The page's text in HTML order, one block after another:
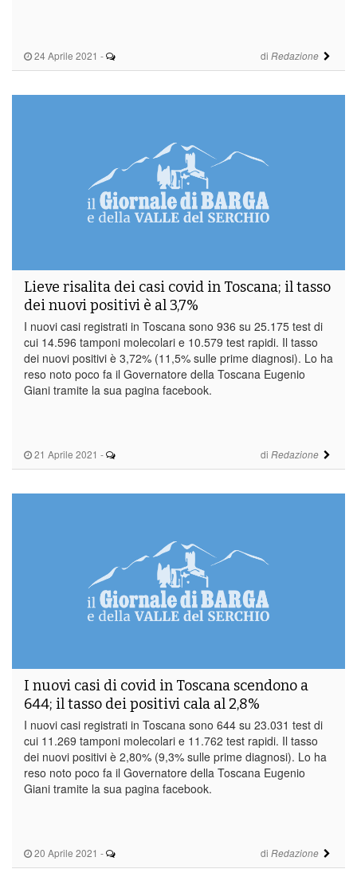
24 Aprile 2021 - di Redazione
21 Aprile 2021 - di Redazione
Lieve risalita dei casi covid in Toscana; il tasso
dei nuovi positivi è al 3,7%
I nuovi casi registrati in Toscana sono 936 su 25.175 test di
cui 14.596 tamponi molecolari e 10.579 test rapidi. Il tasso
dei nuovi positivi è 3,72% (11,5% sulle prime diagnosi). Lo ha
reso noto poco fa il Governatore della Toscana Eugenio
Giani tramite la sua pagina facebook.
20 Aprile 2021 - di Redazione
I nuovi casi di covid in Toscana scendono a
644; il tasso dei positivi cala al 2,8%
I nuovi casi registrati in Toscana sono 644 su 23.031 test di
cui 11.269 tamponi molecolari e 11.762 test rapidi. Il tasso
dei nuovi positivi è 2,80% (9,3% sulle prime diagnosi). Lo ha
reso noto poco fa il Governatore della Toscana Eugenio
Giani tramite la sua pagina facebook.